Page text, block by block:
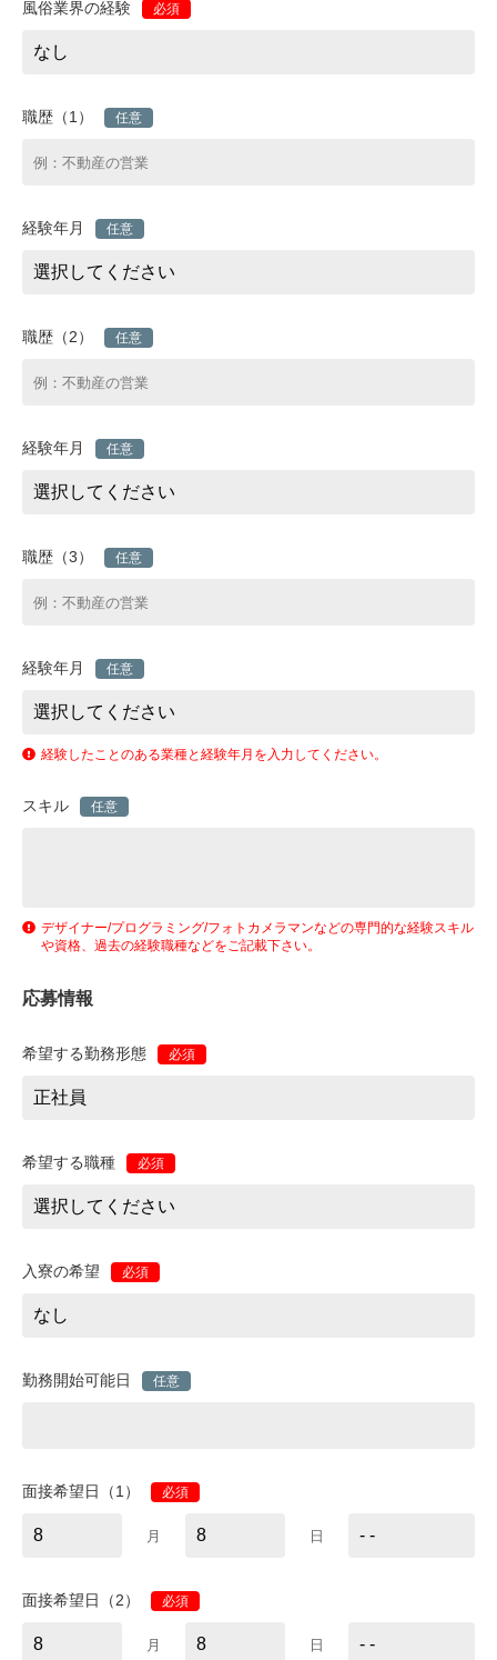
風俗業界の経験 必須
職歴（1） 任意
経験年月 任意
職歴（2） 任意
経験年月 任意
職歴（3） 任意
経験年月 任意
経験したことのある業種と経験年月を入力してください。
スキル 任意
デザイナー/プログラミング/フォトカメラマンなどの専門的な経験スキル
や資格、過去の経験職種などをご記載下さい。
応募情報
希望する勤務形態 必須
希望する職種 必須
入寮の希望 必須
勤務開始可能日 任意
面接希望日（1） 必須
月 日
面接希望日（2） 必須
月 日